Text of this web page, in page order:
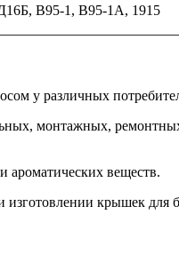
В95-1, В95-1А, 1915
у различных
монтажных, ремонтных
ароматических веществ.
изготовлении крышек для